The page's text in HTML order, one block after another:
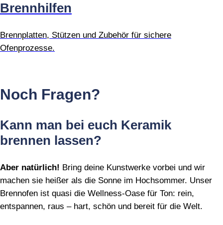
Brennhilfen
Brennplatten, Stützen und Zubehör für sichere
Ofenprozesse.
Noch Fragen?
Kann man bei euch Keramik
brennen lassen?
Aber natürlich! Bring deine Kunstwerke vorbei und wir
machen sie heißer als die Sonne im Hochsommer. Unser
Brennofen ist quasi die Wellness‑Oase für Ton: rein,
entspannen, raus – hart, schön und bereit für die Welt.